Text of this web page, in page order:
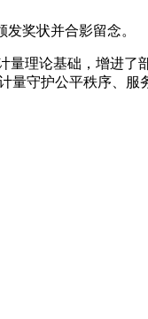
奖状并合影留念。
理论基础，增进
量守护公平秩序、服